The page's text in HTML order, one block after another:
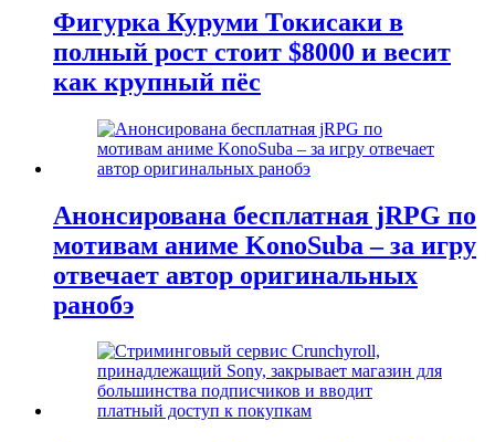
Фигурка Куруми Токисаки в
полный рост стоит $8000 и весит
как крупный пёс
Анонсирована бесплатная jRPG по
мотивам аниме KonoSuba – за игру
отвечает автор оригинальных
ранобэ